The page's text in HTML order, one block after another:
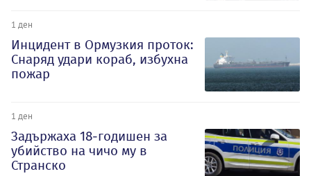
1 ден
Инцидент в Ормузкия проток:
Снаряд удари кораб, избухна
пожар
1 ден
Задържаха 18-годишен за
убийство на чичо му в
Странско